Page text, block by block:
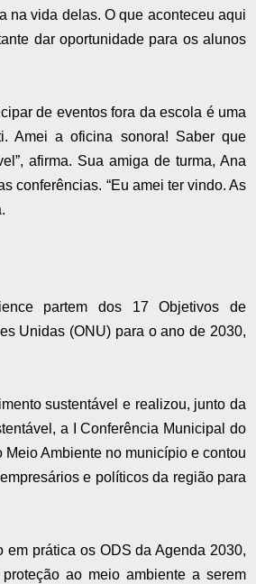
na vida delas. O que aconteceu aqui
dar oportunidade para os alunos
de eventos fora da escola é uma
Amei a oficina sonora! Saber que
afirma. Sua amiga de turma, Ana
conferências. “Eu amei ter vindo. As
partem dos 17 Objetivos de
Unidas (ONU) para o ano de 2030,
sustentável e realizou, junto da
a I Conferência Municipal do
Ambiente no município e contou
e políticos da região para
prática os ODS da Agenda 2030,
ao meio ambiente a serem